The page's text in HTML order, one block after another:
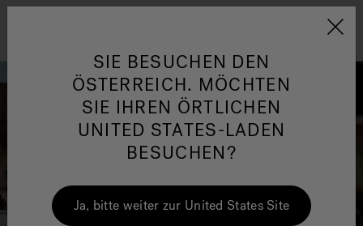
Jacuzzi&reg; EMEA
SIE BESUCHEN DEN
ÖSTERREICH. MÖCHTEN
SIE IHREN ÖRTLICHEN
UNITED STATES-LADEN
BESUCHEN?
Ja, bitte weiter zur United States Site